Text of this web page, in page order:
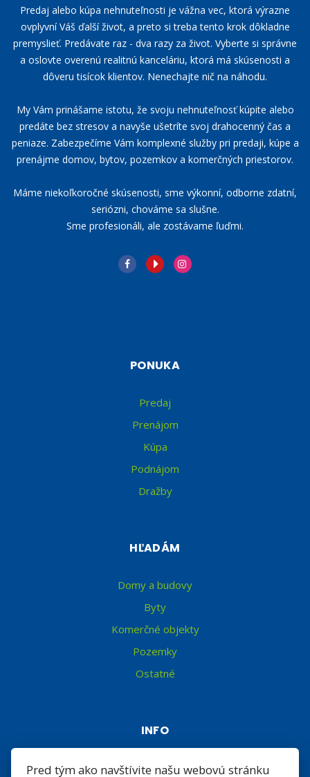
Predaj alebo kúpa nehnuteľnosti je vážna vec, ktorá výrazne
ovplyvní Váš ďalší život, a preto si treba tento krok dôkladne
premyslieť. Predávate raz - dva razy za život. Vyberte si správne
a oslovte overenú realitnú kanceláriu, ktorá má skúsenosti a
dôveru tisícok klientov. Nenechajte nič na náhodu.
My Vám prinášame istotu, že svoju nehnuteľnosť kúpite alebo
predáte bez stresov a navyše ušetríte svoj drahocenný čas a
peniaze. Zabezpečíme Vám komplexné služby pri predaji, kúpe a
prenájme domov, bytov, pozemkov a komerčných priestorov.
Máme niekoľkoročné skúsenosti, sme výkonní, odborne zdatní,
seriózni, chováme sa slušne.
Sme profesionáli, ale zostávame ľuďmi.
PONUKA
Predaj
Prenájom
Kúpa
Podnájom
Dražby
HĽADÁM
Domy a budovy
Byty
Komerčné objekty
Pozemky
Ostatné
INFO
Makléri
Pred tým ako navštívite našu webovú stránku